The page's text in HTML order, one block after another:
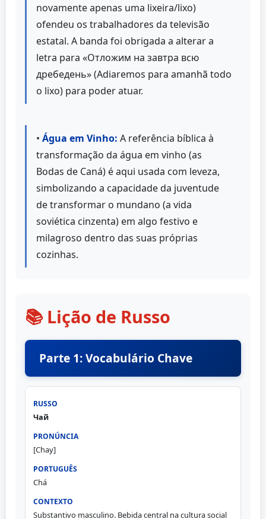
novamente apenas uma lixeira/lixo)
ofendeu os trabalhadores da televisão
estatal. A banda foi obrigada a alterar a
letra para «Отложим на завтра всю
дребедень» (Adiaremos para amanhã todo
o lixo) para poder atuar.
• Água em Vinho: A referência bíblica à
transformação da água em vinho (as
Bodas de Caná) é aqui usada com leveza,
simbolizando a capacidade da juventude
de transformar o mundano (a vida
soviética cinzenta) em algo festivo e
milagroso dentro das suas próprias
cozinhas.
📚 Lição de Russo
Parte 1: Vocabulário Chave
Чай
[Chay]
Chá
Substantivo masculino. Bebida central na cultura social